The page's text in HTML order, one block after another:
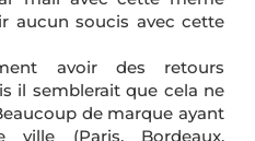
aucun soucis avec cette
avoir des retours
il semblerait que cela ne
de marque ayant
(Paris, Bordeaux,